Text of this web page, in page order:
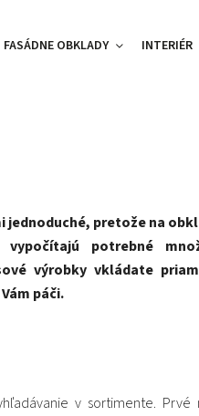
FASÁDNE OBKLADY INTERIÉR
pretože na
potrebné
výrobky vkládate
páči.
v sortimente. Prvé